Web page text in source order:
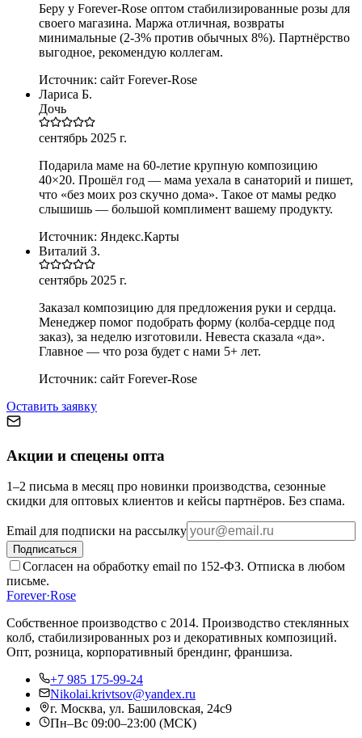
Беру у Forever-Rose оптом стабилизированные розы для
своего магазина. Маржа отличная, возвраты
минимальные (2-3% против обычных 8%). Партнёрство
выгодное, рекомендую коллегам.
Источник: сайт Forever-Rose
Лариса Б.
Дочь
сентябрь 2025 г.
Подарила маме на 60-летие крупную композицию
40×20. Прошёл год — мама уехала в санаторий и пишет,
что «без моих роз скучно дома». Такое от мамы редко
слышишь — большой комплимент вашему продукту.
Источник: Яндекс.Карты
Виталий З.
сентябрь 2025 г.
Заказал композицию для предложения руки и сердца.
Менеджер помог подобрать форму (колба-сердце под
заказ), за неделю изготовили. Невеста сказала «да».
Главное — что роза будет с нами 5+ лет.
Источник: сайт Forever-Rose
Оставить заявку
Акции и спецены опта
1–2 письма в месяц про новинки производства, сезонные
скидки для оптовых клиентов и кейсы партнёров. Без спама.
Email для подписки на рассылку
Подписаться
Согласен на обработку email по 152-ФЗ. Отписка в любом
письме.
Forever·Rose
Собственное производство с 2014. Производство стеклянных
колб, стабилизированных роз и декоративных композиций.
Опт, розница, корпоративный брендинг, франшиза.
+7 985 175-99-24
Nikolai.krivtsov@yandex.ru
г. Москва, ул. Башиловская, 24с9
Пн–Вс 09:00–23:00 (МСК)